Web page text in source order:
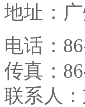
地址：
电话：
传真：
联系人